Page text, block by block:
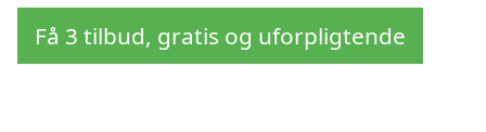
Få 3 tilbud, gratis og uforpligtende